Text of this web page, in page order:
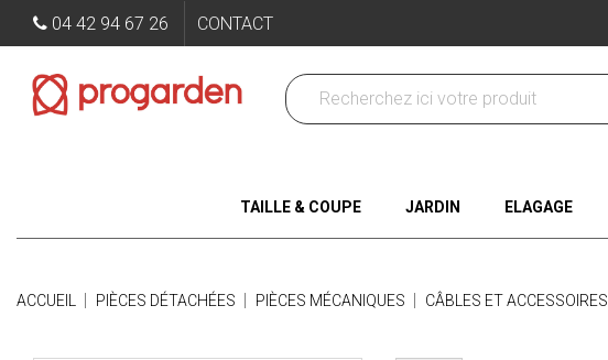
04 42 94 67 26 CONTACT
TAILLE & COUPE JARDIN ELAGAGE
ACCUEIL PIÈCES DÉTACHÉES PIÈCES MÉCANIQUES CÂBLES ET ACCESSOIRES